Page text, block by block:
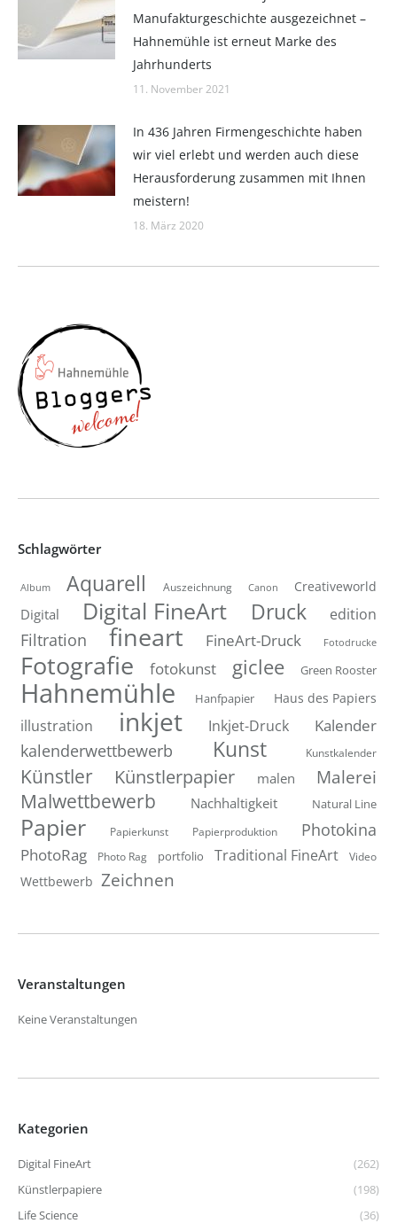
Manufakturgeschichte ausgezeichnet –
Hahnemühle ist erneut Marke des
Jahrhunderts
11. November 2021
In 436 Jahren Firmengeschichte haben
wir viel erlebt und werden auch diese
Herausforderung zusammen mit Ihnen
meistern!
18. März 2020
Schlagwörter
Album Aquarell Auszeichnung Canon Creativeworld
Digital Digital FineArt Druck edition
Filtration fineart FineArt-Druck Fotodrucke
Fotografie fotokunst giclee Green Rooster
Hahnemühle Hanfpapier Haus des Papiers
illustration inkjet Inkjet-Druck Kalender
kalenderwettbewerb Kunst Kunstkalender
Künstler Künstlerpapier malen Malerei
Malwettbewerb Nachhaltigkeit Natural Line
Papier Papierkunst Papierproduktion Photokina
PhotoRag Photo Rag portfolio Traditional FineArt Video
Wettbewerb Zeichnen
Veranstaltungen
Keine Veranstaltungen
Kategorien
Digital FineArt
(262)
Künstlerpapiere
(198)
Life Science
(36)